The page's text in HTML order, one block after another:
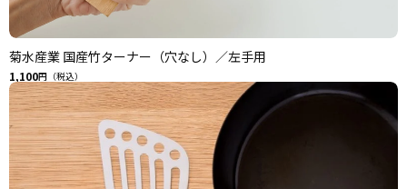
菊水産業 国産竹ターナー（穴なし）／左手用
1,100円（税込）